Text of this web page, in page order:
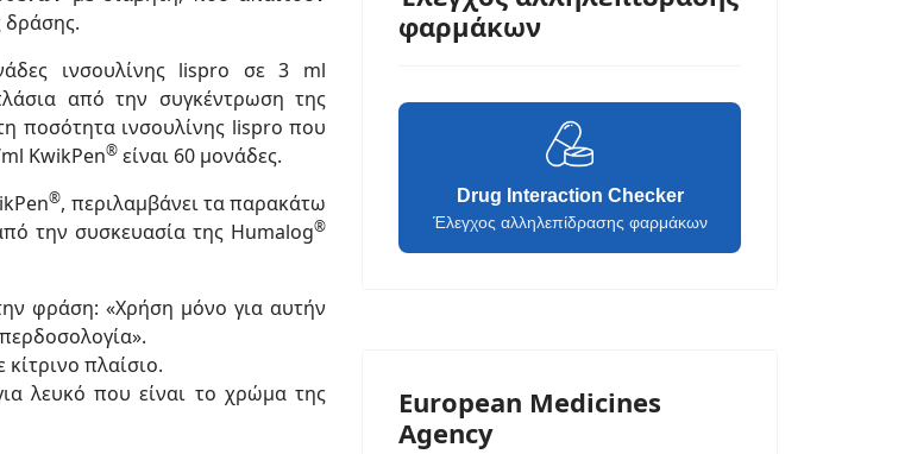
δράσης.
ινσουλίνης lispro σε 3 ml
από την συγκέντρωση της
ποσότητα ινσουλίνης lispro που
KwikPen® είναι 60 μονάδες.
®, περιλαμβάνει τα παρακάτω
την συσκευασία της Humalog®
φράση: «Χρήση μόνο για αυτήν
πλαίσιο.
λευκό που είναι το χρώμα της
φαρμάκων
Drug Interaction Checker
Έλεγχος αλληλεπίδρασης φαρμάκων
European Medicines
Agency